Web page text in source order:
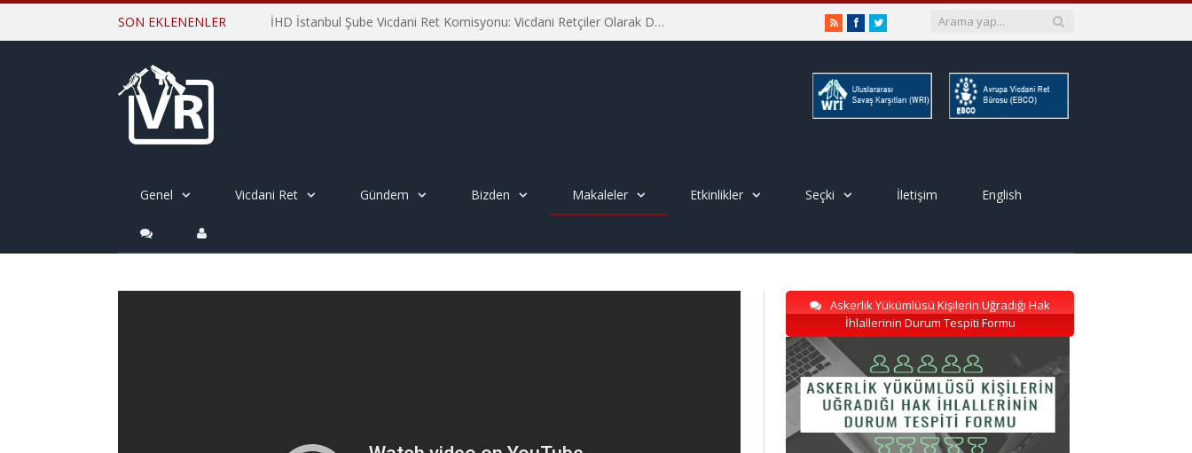
SON EKLENENLER İHD İstanbul Şube Vicdani Ret Komisyonu: Vicdani Retçiler Olarak Destek İçin Buradayız! RSSFacebookTwitter
Genel Vicdani Ret Gündem Bizden Makaleler Etkinlikler Seçki İletişim English
Askerlik Yükümlüsü Kişilerin Uğradığı Hak
İhlallerinin Durum Tespiti Formu